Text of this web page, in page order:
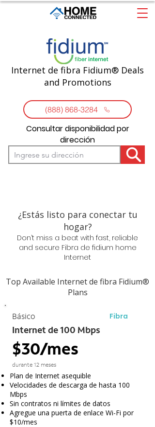
Internet de fibra Fidium® Deals
and Promotions
(888) 868-3284
Consultar disponibilidad por
dirección
¿Estás listo para conectar tu
hogar?
Don’t miss a beat with fast, reliable
and secure Fibra de fidium home
Internet
Top Available Internet de fibra Fidium®
Plans
Básico Fibra
Internet de 100 Mbps
$30/mes
durante 12 meses
Plan de Internet asequible
Velocidades de descarga de hasta 100
Mbps
Sin contratos ni límites de datos
Agregue una puerta de enlace Wi-Fi por
$10/mes